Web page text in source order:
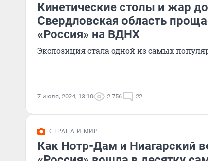
Кинетические столы и жар
Свердловская область
«Россия» на ВДНХ
Экспозиция стала одной из самых
7 июля, 2024, 13:10 2 756 22
СТРАНА И МИР
Как Нотр-Дам и Ниагарский